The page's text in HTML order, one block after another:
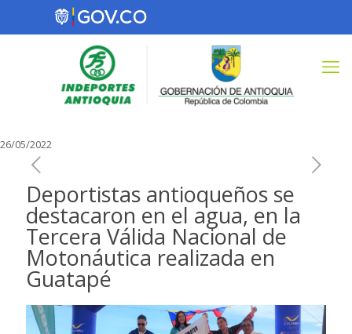
26/05/2022
Deportistas antioqueños se
destacaron en el agua, en la
Tercera Válida Nacional de
Motonáutica realizada en
Guatapé